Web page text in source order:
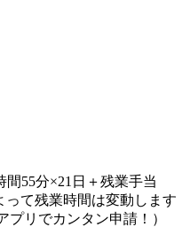
55分×21日＋残業手当
て残業時間は変動します
リでカンタン申請！）